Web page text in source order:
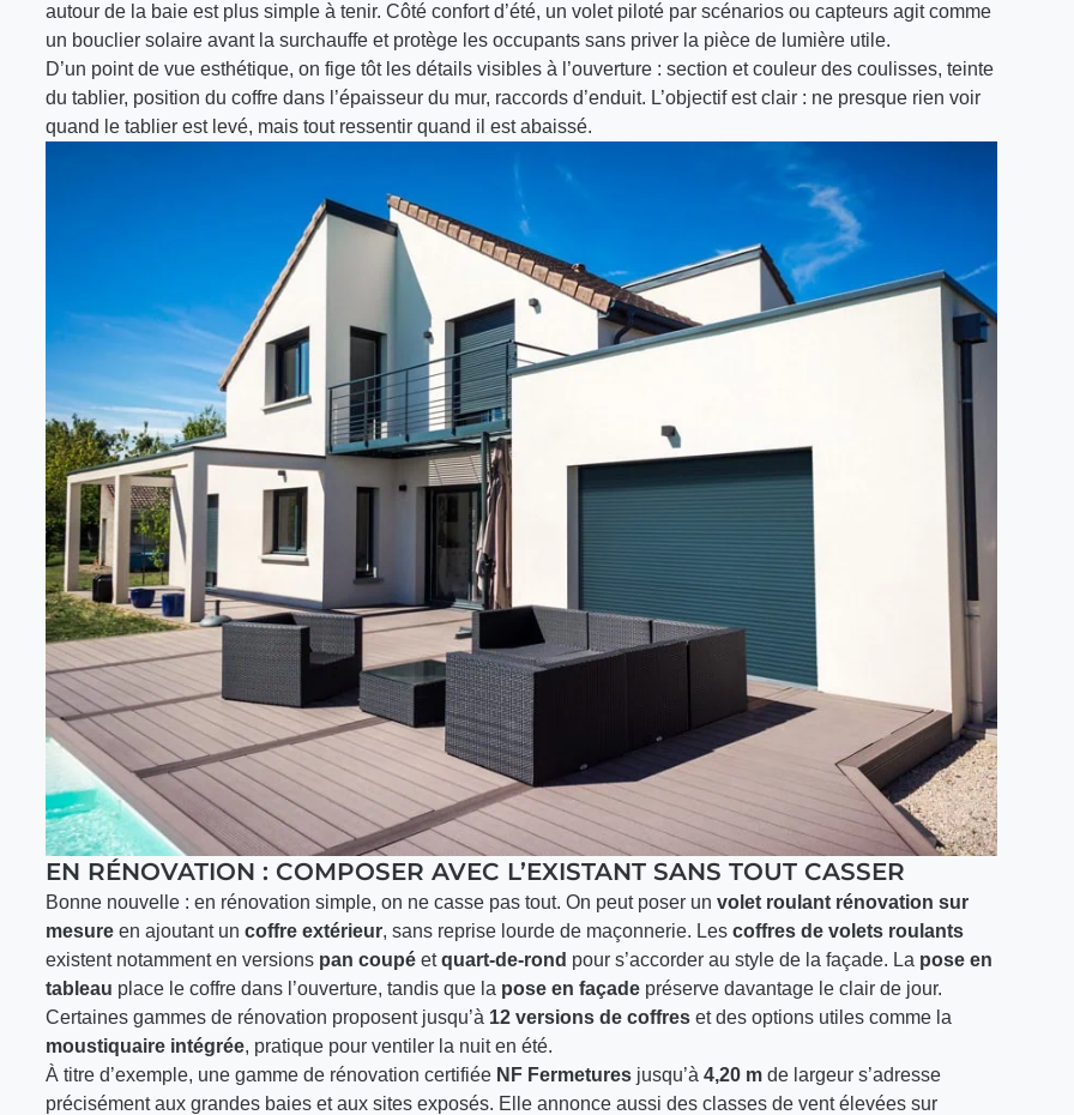
autour de la baie est plus simple à tenir. Côté confort d’été, un volet piloté par scénarios ou capteurs agit comme
un bouclier solaire avant la surchauffe et protège les occupants sans priver la pièce de lumière utile.
D’un point de vue esthétique, on fige tôt les détails visibles à l’ouverture : section et couleur des coulisses, teinte
du tablier, position du coffre dans l’épaisseur du mur, raccords d’enduit. L’objectif est clair : ne presque rien voir
quand le tablier est levé, mais tout ressentir quand il est abaissé.
EN RÉNOVATION : COMPOSER AVEC L’EXISTANT SANS TOUT CASSER
Bonne nouvelle : en rénovation simple, on ne casse pas tout. On peut poser un volet roulant rénovation sur
mesureen ajoutant un coffre extérieur, sans reprise lourde de maçonnerie. Les coffres de volets roulants
existent notamment en versions pan coupéetquart-de-rond pour s’accorder au style de la façade. La pose en
tableau place le coffre dans l’ouverture, tandis que la pose en façadepréserve davantage le clair de jour.
Certaines gammes de rénovation proposent jusqu’à 12 versions de coffreset des options utiles comme la
moustiquaire intégrée, pratique pour ventiler la nuit en été.
À titre d’exemple, une gamme de rénovation certifiée NF Fermeturesjusqu’à 4,20 mde largeur s’adresse
précisément aux grandes baies et aux sites exposés. Elle annonce aussi des classes de vent élevées sur